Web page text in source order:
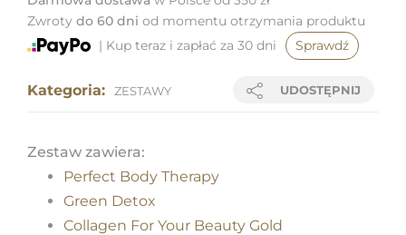
Zwroty do 60 dni od momentu otrzymania produktu
| Kup teraz i zapłać za 30 dni
Sprawdź
Kategoria: ZESTAWY UDOSTĘPNIJ
Zestaw zawiera:
Perfect Body Therapy
Green Detox
Collagen For Your Beauty Gold